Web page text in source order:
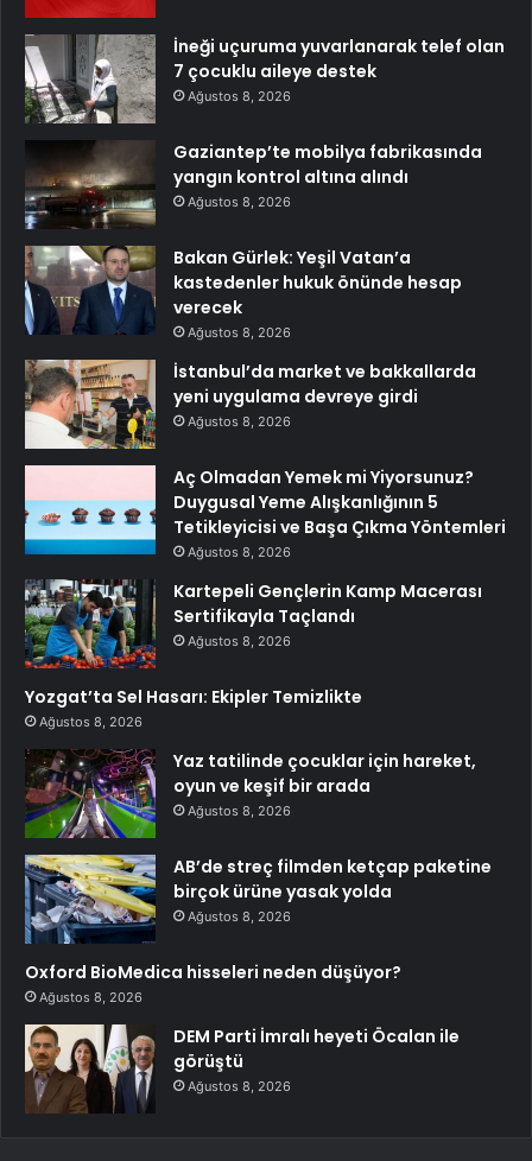
İneği uçuruma yuvarlanarak telef olan
7 çocuklu aileye destek
Ağustos 8, 2026
Gaziantep’te mobilya fabrikasında
yangın kontrol altına alındı
Ağustos 8, 2026
Bakan Gürlek: Yeşil Vatan’a
kastedenler hukuk önünde hesap
verecek
Ağustos 8, 2026
İstanbul’da market ve bakkallarda
yeni uygulama devreye girdi
Ağustos 8, 2026
Aç Olmadan Yemek mi Yiyorsunuz?
Duygusal Yeme Alışkanlığının 5
Tetikleyicisi ve Başa Çıkma Yöntemleri
Ağustos 8, 2026
Kartepeli Gençlerin Kamp Macerası
Sertifikayla Taçlandı
Ağustos 8, 2026
Yozgat’ta Sel Hasarı: Ekipler Temizlikte
Ağustos 8, 2026
Yaz tatilinde çocuklar için hareket,
oyun ve keşif bir arada
Ağustos 8, 2026
AB’de streç filmden ketçap paketine
birçok ürüne yasak yolda
Ağustos 8, 2026
Oxford BioMedica hisseleri neden düşüyor?
Ağustos 8, 2026
DEM Parti İmralı heyeti Öcalan ile
görüştü
Ağustos 8, 2026